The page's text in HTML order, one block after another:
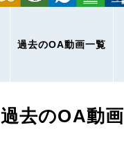
過去のOA動画一覧
過去のOA動画